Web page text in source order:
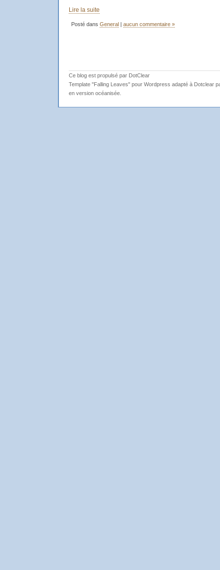
Lire la suite
Posté dans General | aucun commentaire »
Ce blog est propulsé par DotClear
Template "Falling Leaves" pour Wordpress adapté à Dotclear
en version océanisée.